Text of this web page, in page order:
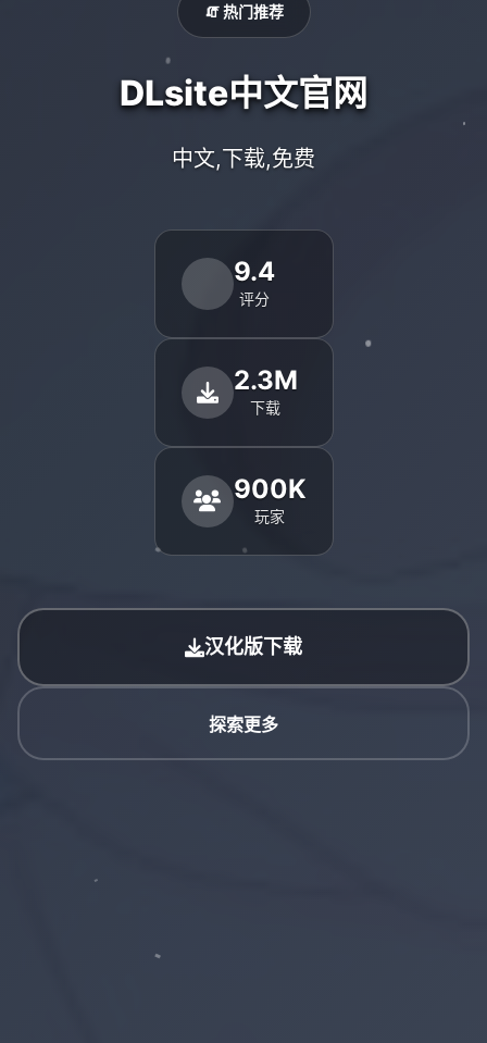
🧯 热门推荐
DLsite中文官网
中文,下载,免费
9.4
评分
2.3M
下载
900K
玩家
汉化版下载
探索更多